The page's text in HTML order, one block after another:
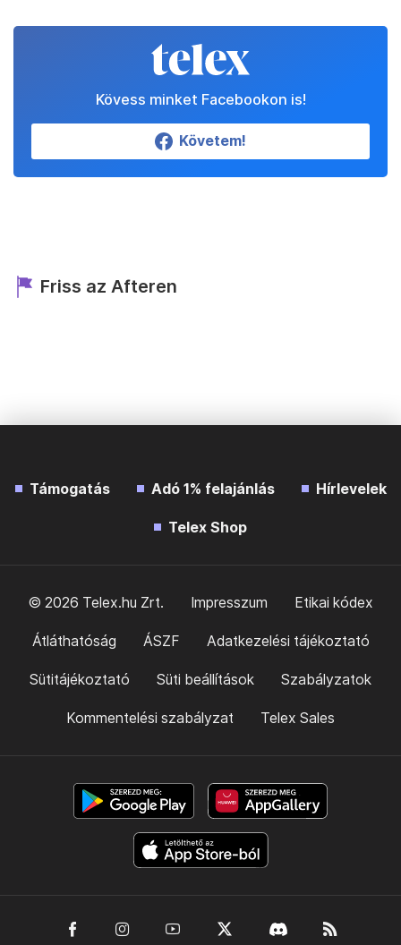
Kövess minket Facebookon is!
Követem!
Friss az Afteren
Támogatás Adó 1% felajánlás Hírlevelek
Telex Shop
© 2026 Telex.hu Zrt. Impresszum Etikai kódex
Átláthatóság ÁSZF Adatkezelési tájékoztató
Sütitájékoztató Süti beállítások Szabályzatok
Kommentelési szabályzat Telex Sales